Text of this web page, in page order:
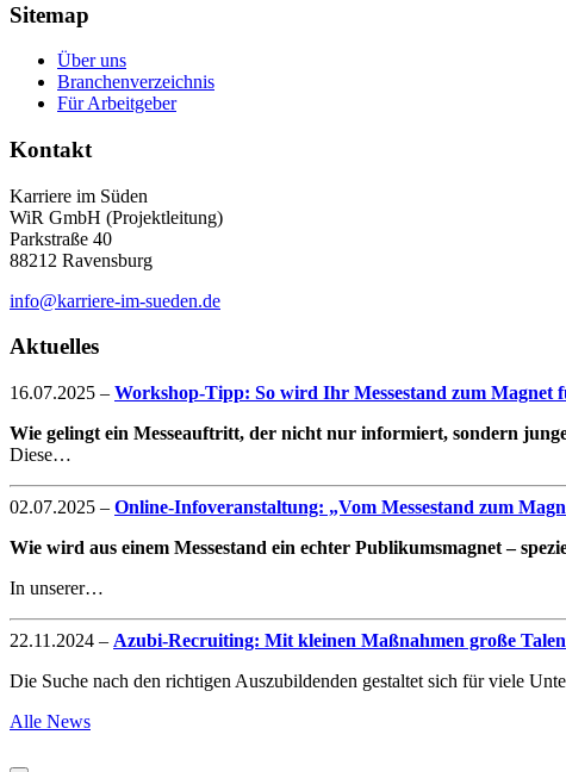
Sitemap
Über uns
Branchenverzeichnis
Für Arbeitgeber
Kontakt
Karriere im Süden
WiR GmbH (Projektleitung)
Parkstraße 40
88212 Ravensburg
info@karriere-im-sueden.de
Aktuelles
16.07.2025 – Workshop-Tipp: So wird Ihr Messestand zum Magnet
Wie gelingt ein Messeauftritt, der nicht nur informiert, sondern
Diese…
02.07.2025 – Online-Infoveranstaltung: „Vom Messestand zum
Wie wird aus einem Messestand ein echter Publikumsmagnet –
In unserer…
22.11.2024 – Azubi-Recruiting: Mit kleinen Maßnahmen große
Die Suche nach den richtigen Auszubildenden gestaltet sich für viele
Alle News